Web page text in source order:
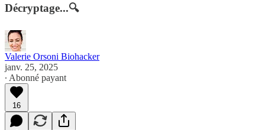
Décryptage...🔍
Valerie Orsoni Biohacker
janv. 25, 2025
∙ Abonné payant
16